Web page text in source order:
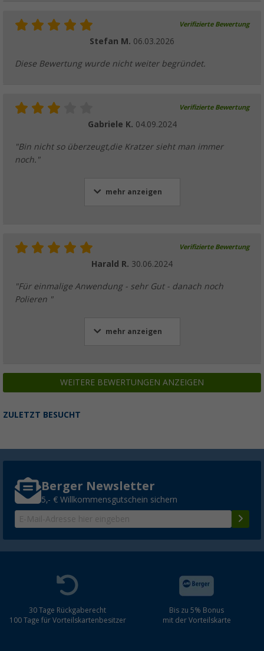
Verifizierte Bewertung
Stefan M. 06.03.2026
Diese Bewertung wurde nicht weiter begründet.
Verifizierte Bewertung
Gabriele K. 04.09.2024
"Bin nicht so überzeugt,die Kratzer sieht man immer
noch."
mehr anzeigen
Verifizierte Bewertung
Harald R. 30.06.2024
"Für einmalige Anwendung - sehr Gut - danach noch
Polieren "
mehr anzeigen
WEITERE BEWERTUNGEN ANZEIGEN
ZULETZT BESUCHT
Berger Newsletter
5,- € Willkommensgutschein sichern
30 Tage Rückgaberecht
100 Tage für Vorteilskartenbesitzer
Bis zu 5% Bonus
mit der Vorteilskarte